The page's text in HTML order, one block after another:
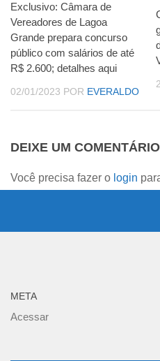
Exclusivo: Câmara de
Vereadores de Lagoa
Grande prepara concurso
público com salários de até
R$ 2.600; detalhes aqui
02/01/2023 POR EVERALDO
DEIXE UM COMENTÁRIO
Você precisa fazer o login
META
Acessar